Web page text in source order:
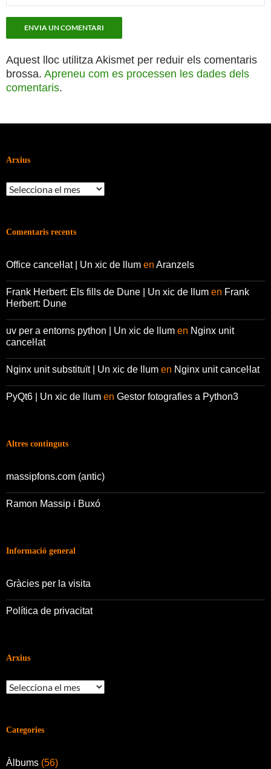
Aquest lloc utilitza Akismet per reduir els comentaris
brossa. Apreneu com es processen les dades dels
comentaris.
Arxius
Arxius
Comentaris recents
Office canceŀlat | Un xic de llum en Aranzels
Frank Herbert: Els fills de Dune | Un xic de llum en Frank
Herbert: Dune
uv per a entorns python | Un xic de llum en Nginx unit
canceŀlat
Nginx unit substituït | Un xic de llum en Nginx unit canceŀlat
PyQt6 | Un xic de llum en Gestor fotografies a Python3
Altres continguts
massipfons.com (antic)
Ramon Massip i Buxó
Informació general
Gràcies per la visita
Política de privacitat
Arxius
Arxius
Categories
Àlbums (56)